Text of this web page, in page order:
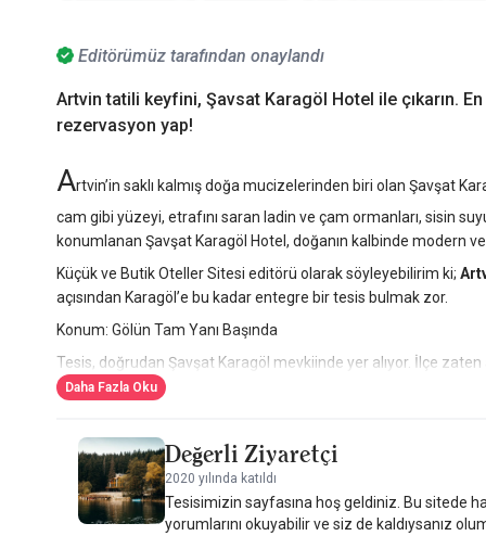
Editörümüz tarafından onaylandı
Artvin tatili keyfini, Şavsat Karagöl Hotel ile çıkarın.
rezervasyon yap!
Artvin’in saklı kalmış doğa mucizelerinden biri olan Şavşat
cam gibi yüzeyi, etrafını saran ladin ve çam ormanları, sisin
konumlanan Şavşat Karagöl Hotel, doğanın kalbinde modern
Küçük ve Butik Oteller Sitesi editörü olarak söyleyebilirim ki;
açısından Karagöl’e bu kadar entegre bir tesis bulmak zor.
Konum: Gölün Tam Yanı Başında
Tesis, doğrudan Şavşat Karagöl mevkiinde yer alıyor. İlçe
Dağları’nın eteklerinde yer alan en büyük ve en etkileyici göl.
Odalar & Konfor
Toplam 21 oda bulunuyor; göl manzaralı ve dağ manzaralı
çocukla konaklandığında dahi dar hissettirmeyen bir
Doğanın ortasında ama şehir konforundan uzaklaşmadan
Daha Fazla Oku
Değerli Ziyaretçi
2020 yılında katıldı
Tesisimizin sayfasına hoş geldiniz. Bu sitede
yorumlarını okuyabilir ve siz de kaldıysanız